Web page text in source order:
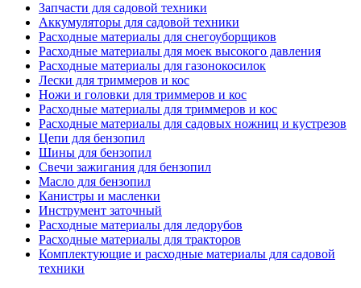
Запчасти для садовой техники
Аккумуляторы для садовой техники
Расходные материалы для снегоуборщиков
Расходные материалы для моек высокого давления
Расходные материалы для газонокосилок
Лески для триммеров и кос
Ножи и головки для триммеров и кос
Расходные материалы для триммеров и кос
Расходные материалы для садовых ножниц и кустрезов
Цепи для бензопил
Шины для бензопил
Свечи зажигания для бензопил
Масло для бензопил
Канистры и масленки
Инструмент заточный
Расходные материалы для ледорубов
Расходные материалы для тракторов
Комплектующие и расходные материалы для садовой
техники